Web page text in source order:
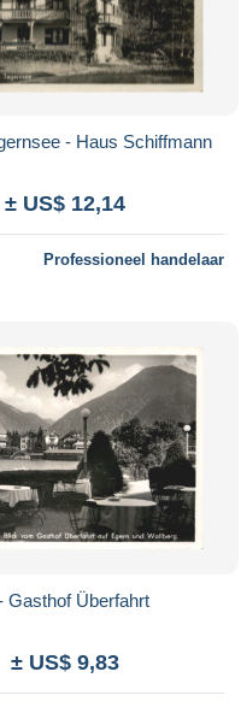
- Haus Schiffmann
± US$ 12,14
Professioneel handelaar
Gasthof Überfahrt
± US$ 9,83